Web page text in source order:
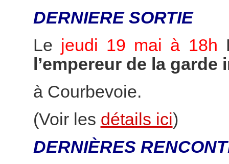
DERNIERE SORTIE
Le jeudi 19 mai à 18h
l’empereur de la garde
à Courbevoie.
(Voir les détails ici)
DERNIÈRES